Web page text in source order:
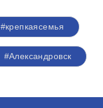
#крепкаясемья
#Александровск